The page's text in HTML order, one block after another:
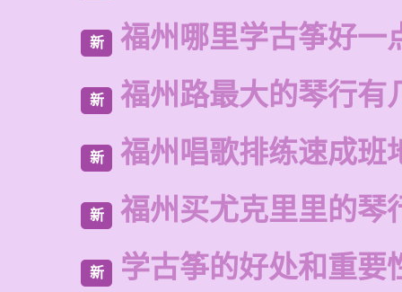
新 福州哪里学古筝好一
新 福州路最大的琴行有
新 福州唱歌排练速成班
新 福州买尤克里里的琴
新 学古筝的好处和重要